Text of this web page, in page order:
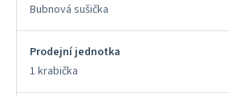
Bubnová sušička
Prodejní jednotka
1 krabička